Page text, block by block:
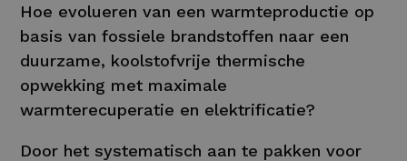
Hoe evolueren van een warmteproductie op
basis van fossiele brandstoffen naar een
duurzame, koolstofvrije thermische
opwekking met maximale
warmterecuperatie en elektrificatie?
Door het systematisch aan te pakken voor